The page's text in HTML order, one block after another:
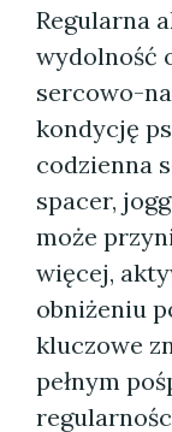
Regularna
wydolność
sercowo-
kondycję
codzienna
spacer,
może
więcej,
obniżeniu
kluczowe
pełnym